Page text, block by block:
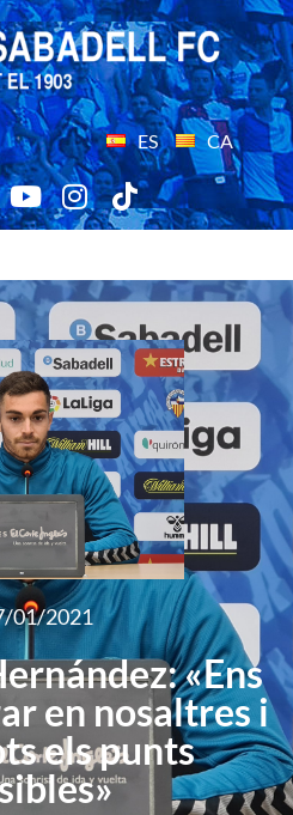
ES CA
01/2021
«Ens
en nosaltres i
els punts